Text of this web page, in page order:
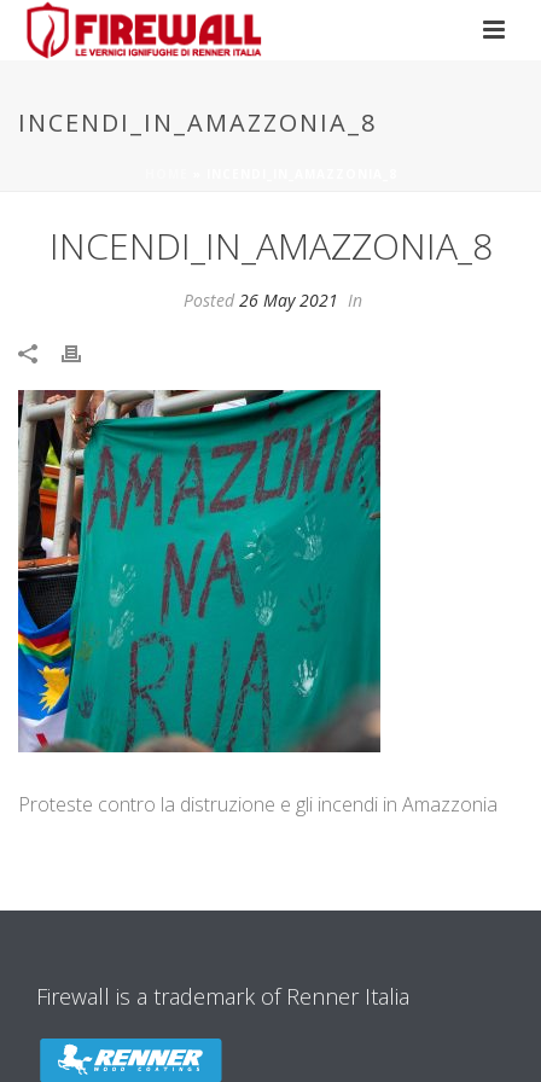
INCENDI_IN_AMAZZONIA_8
INCENDI_IN_AMAZZONIA_8
Posted 26 May 2021 In
Proteste contro la distruzione e gli incendi in Amazzonia
Firewall is a trademark of Renner Italia